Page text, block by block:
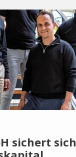
sichert sich